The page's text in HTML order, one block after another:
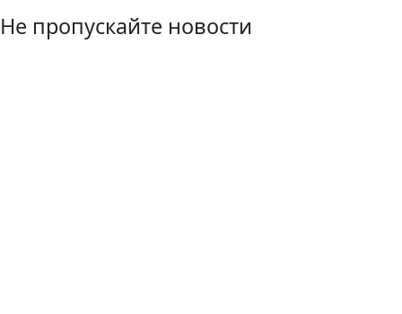
Не пропускайте новости